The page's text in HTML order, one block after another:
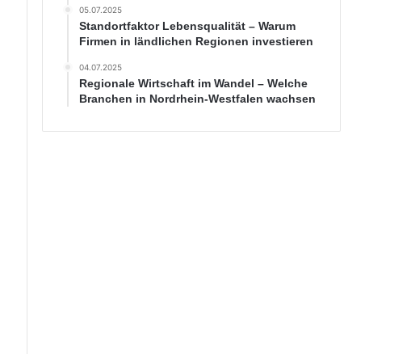
05.07.2025
Standortfaktor Lebensqualität – Warum
Firmen in ländlichen Regionen investieren
04.07.2025
Regionale Wirtschaft im Wandel – Welche
Branchen in Nordrhein-Westfalen wachsen